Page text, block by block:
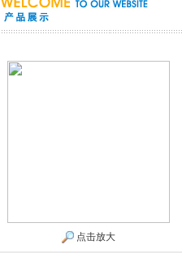
点击放大